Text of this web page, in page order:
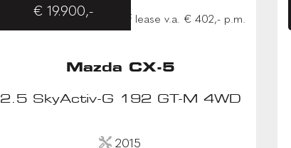
€ 19.900,- of lease v.a. € 402,- p.m.
Mazda CX-5
2.5 SkyActiv-G 192 GT-M 4WD
2015